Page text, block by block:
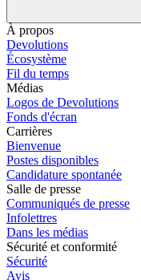
À propos
Devolutions
Écosystème
Fil du temps
Médias
Logos de Devolutions
Fonds d'écran
Carrières
Bienvenue
Postes disponibles
Candidature spontanée
Salle de presse
Communiqués de presse
Infolettres
Dans les médias
Sécurité et conformité
Sécurité
Avis